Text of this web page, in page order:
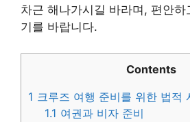
차근 해나가시길 바라며, 편안하
기를 바랍니다.
Contents
1 크루즈 여행 준비를 위한 법적
1.1 여권과 비자 준비